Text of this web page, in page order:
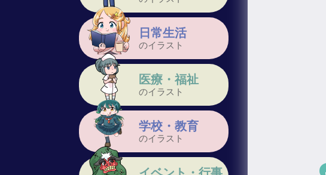
日常生活
のイラスト
医療・福祉
のイラスト
学校・教育
のイラスト
イベント・行事